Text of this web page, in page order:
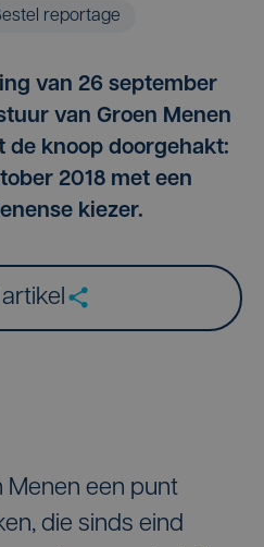
reportage
van 26 september
van Groen Menen
de knoop doorgehakt:
2018 met een
kiezer.
Menen een punt
die sinds eind